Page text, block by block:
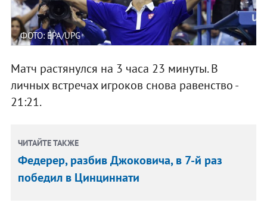
ФОТО: EPA/UPG
Матч растянулся на 3 часа 23 минуты. В
личных встречах игроков снова равенство -
21:21.
ЧИТАЙТЕ ТАКЖЕ
Федерер, разбив Джоковича, в 7-й раз
победил в Цинциннати